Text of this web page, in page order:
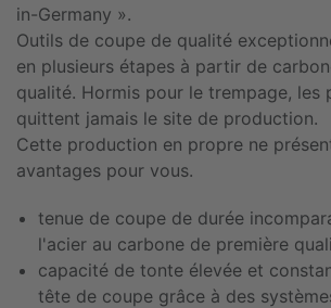
in-Germany ».
Outils de coupe de qualité
en plusieurs étapes à partir de
qualité. Hormis pour le trempage, les
quittent jamais le site de production.
Cette production en propre ne
avantages pour vous.
tenue de coupe de durée
l'acier au carbone de première
capacité de tonte élevée et
tête de coupe grâce à des